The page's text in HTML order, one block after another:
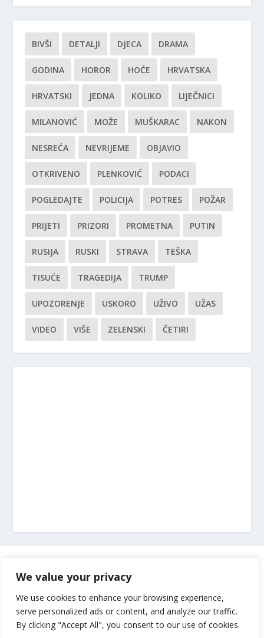
We value your privacy
We use cookies to enhance your browsing experience,
serve personalized ads or content, and analyze our traffic.
By clicking "Accept All", you consent to our use of cookies.
BIVŠI DETALJI DJECA DRAMA
GODINA HOROR HOĆE HRVATSKA
HRVATSKI JEDNA KOLIKO LIJEČNICI
MILANOVIĆ MOŽE MUŠKARAC NAKON
NESREĆA NEVRIJEME OBJAVIO
OTKRIVENO PLENKOVIĆ PODACI
POGLEDAJTE POLICIJA POTRES POŽAR
PRIJETI PRIZORI PROMETNA PUTIN
RUSIJA RUSKI STRAVA TEŠKA
TISUĆE TRAGEDIJA TRUMP
UPOZORENJE USKORO UŽIVO UŽAS
VIDEO VIŠE ZELENSKI ČETIRI
Impressum
Uvjeti korištenja